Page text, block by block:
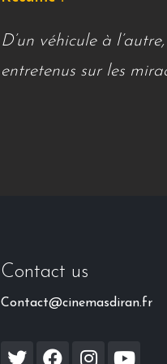
D’un véhicule à
entretenus sur les
Contact us
Contact@cinemasdiran.fr